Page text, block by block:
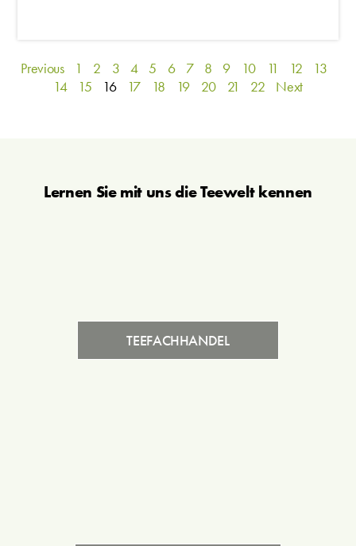
Previous 1 2 3 4 5 6 7 8 9 10 11 12
13
14
15 16 17 18 19 20 21 22 Next
Lernen Sie mit uns die Teewelt kennen
TEEFACHHANDEL